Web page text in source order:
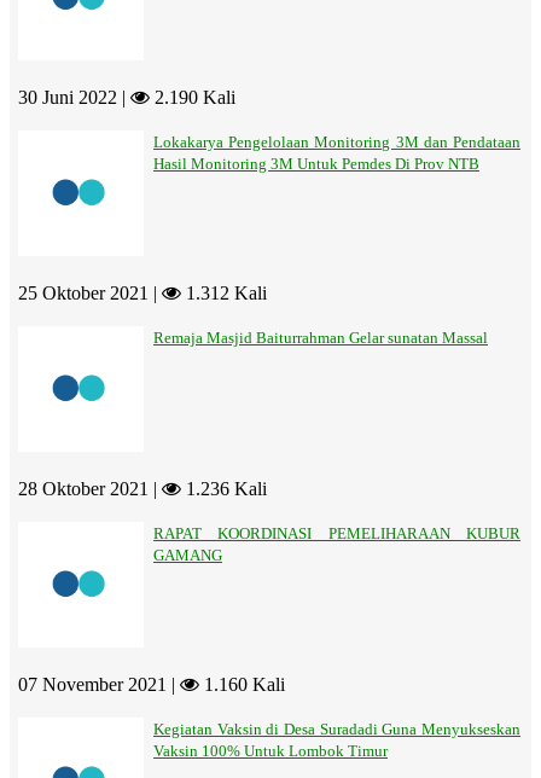
30 Juni 2022 | 2.190 Kali
Lokakarya Pengelolaan Monitoring 3M dan Pendataan
Hasil Monitoring 3M Untuk Pemdes Di Prov NTB
25 Oktober 2021 | 1.312 Kali
Remaja Masjid Baiturrahman Gelar sunatan Massal
28 Oktober 2021 | 1.236 Kali
RAPAT KOORDINASI PEMELIHARAAN KUBUR
GAMANG
07 November 2021 | 1.160 Kali
Kegiatan Vaksin di Desa Suradadi Guna Menyukseskan
Vaksin 100% Untuk Lombok Timur